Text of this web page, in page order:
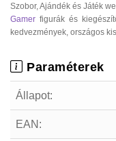
Szobor, Ajándék és Játék
Gamer figurák és
kedvezmények, országos
Paraméterek
Állapot:
EAN: